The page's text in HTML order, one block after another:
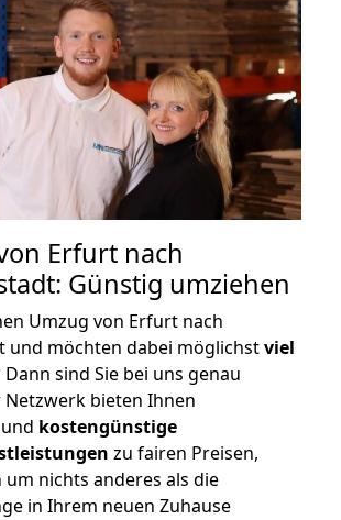
Erfurt nach
Günstig umziehen
Umzug von Erfurt nach
und möchten dabei möglichstviel
Dann sind Sie bei uns genau
bieten Ihnen
und kostengünstige
zu fairen Preisen,
um nichts anderes als die
in Ihrem neuen Zuhause